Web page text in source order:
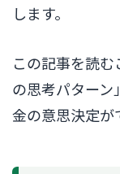
します。
この記事を読
の思考パター
金の意思決定が